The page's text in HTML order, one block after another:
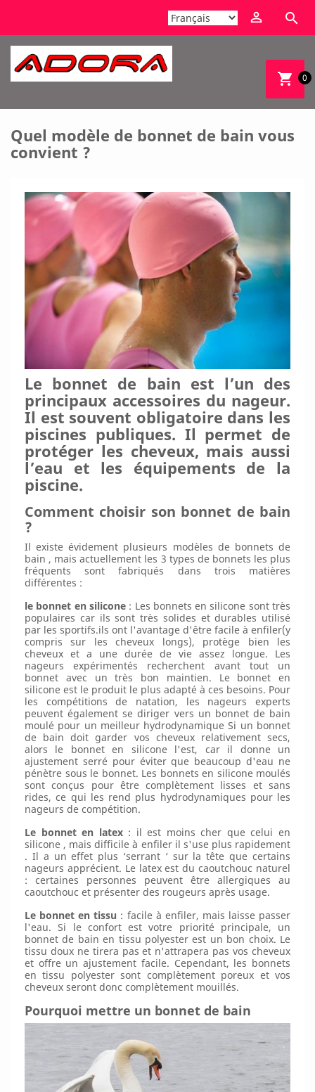
 
shopping_cart 0
Quel modèle de bonnet de bain vous
convient ?
Le bonnet de bain est l’un des
principaux accessoires du nageur.
Il est souvent obligatoire dans les
piscines publiques. Il permet de
protéger les cheveux, mais aussi
l’eau et les équipements de la
piscine.
Comment choisir son bonnet de bain
?
Il existe évidement plusieurs modèles de bonnets de
bain , mais actuellement les 3 types de bonnets les plus
fréquents sont fabriqués dans trois matières
différentes :
le bonnet en silicone: Les bonnets en silicone sont très
populaires car ils sont très solides et durables utilisé
par les sportifs.ils ont l'avantage d'être facile à enfiler(y
compris sur les cheveux longs), protège bien les
cheveux et a une durée de vie assez longue. Les
nageurs expérimentés recherchent avant tout un
bonnet avec un très bon maintien. Le bonnet en
silicone est le produit le plus adapté à ces besoins. Pour
les compétitions de natation, les nageurs experts
peuvent également se diriger vers un bonnet de bain
moulé pour un meilleur hydrodynamique Si un bonnet
de bain doit garder vos cheveux relativement secs,
alors le bonnet en silicone l'est, car il donne un
ajustement serré pour éviter que beaucoup d'eau ne
pénètre sous le bonnet. Les bonnets en silicone moulés
sont conçus pour être complètement lisses et sans
rides, ce qui les rend plus hydrodynamiques pour les
nageurs de compétition.
Le bonnet en latex: il est moins cher que celui en
silicone , mais difficile à enfiler il s'use plus rapidement
. Il a un effet plus ‘serrant ‘ sur la tête que certains
nageurs apprécient. Le latex est du caoutchouc naturel
: certaines personnes peuvent être allergiques au
caoutchouc et présenter des rougeurs après usage.
Le bonnet en tissu : facile à enfiler, mais laisse passer
l'eau. Si le confort est votre priorité principale, un
bonnet de bain en tissu polyester est un bon choix. Le
tissu doux ne tirera pas et n'attrapera pas vos cheveux
et offre un ajustement facile. Cependant, les bonnets
en tissu polyester sont complètement poreux et vos
cheveux seront donc complètement mouillés.
Pourquoi mettre un bonnet de bain